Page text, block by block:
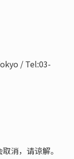
/ Tel:03-
消，请谅解。